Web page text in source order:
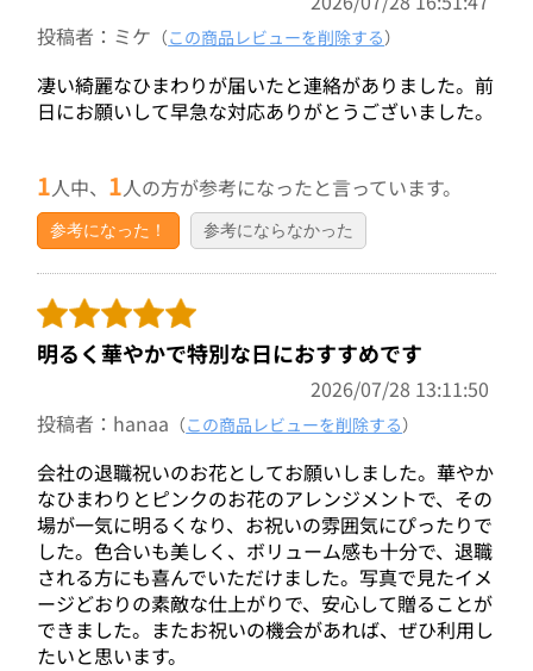
投稿者：ミケ （この商品レビューを削除する）
凄い綺麗なひまわりが届いたと連絡がありました。前
日にお願いして早急な対応ありがとうございました。
1人中、 1人の方が参考になったと言っています。
参考になった！ 参考にならなかった
明るく華やかで特別な日におすすめです
2026/07/28 13:11:50
投稿者：hanaa （この商品レビューを削除する）
会社の退職祝いのお花としてお願いしました。華やか
なひまわりとピンクのお花のアレンジメントで、その
場が一気に明るくなり、お祝いの雰囲気にぴったりで
した。色合いも美しく、ボリューム感も十分で、退職
される方にも喜んでいただけました。写真で見たイメ
ージどおりの素敵な仕上がりで、安心して贈ることが
できました。またお祝いの機会があれば、ぜひ利用し
たいと思います。